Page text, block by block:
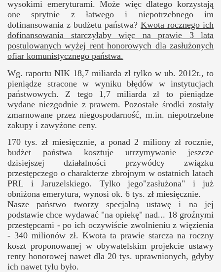
wysokimi emeryturami. Może więc dlatego korzystają
one sprytnie z łatwego i niepotrzebnego im
dofinansowania z budżetu państwa? Kwota rocznego ich
dofinansowania starczyłaby więc na prawie 3 lata
postulowanych wyżej rent honorowych dla zasłużonych
ofiar komunistycznego państwa.
Wg. raportu NIK 18,7 miliarda zł tylko w ub. 2012r., to
pieniądze stracone w wyniku błędów w instytucjach
państwowych. Z tego 1,7 miliarda zł to pieniądze
wydane niezgodnie z prawem. Pozostałe środki zostały
zmarnowane przez niegospodarność, m.in. niepotrzebne
zakupy i zawyżone ceny.
170 tys. zł miesięcznie, a ponad 2 miliony zł rocznie,
budżet państwa kosztuje utrzymywanie jeszcze
dzisiejszej działalności przywódcy związku
przestępczego o charakterze zbrojnym w ostatnich latach
PRL i Jaruzelskiego. Tylko jego"zasłużona" i już
obniżona emerytura, wynosi ok. 6 tys. zł miesięcznie.
Nasze państwo tworzy specjalną ustawę i na jej
podstawie chce wydawać "na opiekę" nad... 18 groźnymi
przestępcami - po ich oczywiście zwolnieniu z więzienia
- 340 milionów zł. Kwota ta prawie starcza na roczny
koszt proponowanej w obywatelskim projekcie ustawy
renty honorowej nawet dla 20 tys. uprawnionych, gdyby
ich nawet tylu było.